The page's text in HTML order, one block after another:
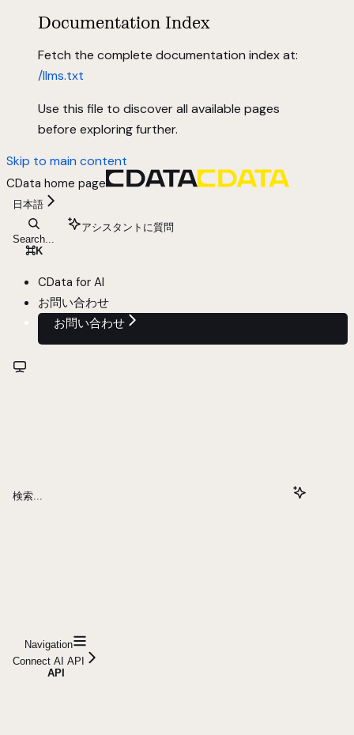
Documentation Index
Fetch the complete documentation index at:
/llms.txt
Use this file to discover all available pages
before exploring further.
Skip to main content
CData home page
日本語
Search...
⌘K
アシスタントに質問
CData for AI
お問い合わせ
お問い合わせ
検索...
Navigation
Connect AI API
API